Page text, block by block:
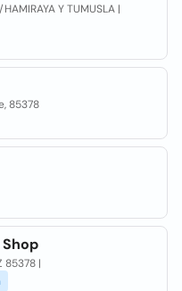
Y TUMUSLA |
85378
85378 |